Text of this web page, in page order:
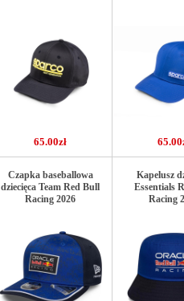
65.00zł
Czapka baseballowa
dziecięca Team Red Bull
Racing 2026
Kapelusz
Essentials
Racing